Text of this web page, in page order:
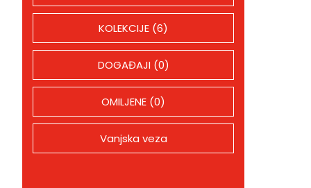
KOLEKCIJE (6)
DOGAĐAJI (0)
OMILJENE (0)
Vanjska veza